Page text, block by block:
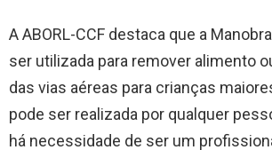
A ABORL-CCF destaca que a
ser utilizada para remover alimento
das vias aéreas para crianças
pode ser realizada por qualquer
há necessidade de ser um